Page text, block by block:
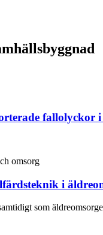
fallolyckor
omsorg
i
som